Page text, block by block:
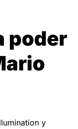
poder
y